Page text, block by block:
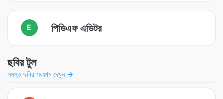
E পিডিএফ এডিটর
ছবির টুল
সমস্ত ছবির সরঞ্জাম দেখুন →